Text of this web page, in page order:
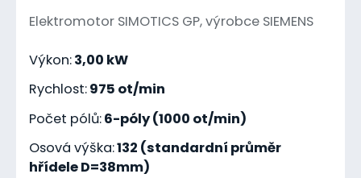
Elektromotor SIMOTICS GP, výrobce SIEMENS
Výkon:3,00 kW
Rychlost:975 ot/min
Počet pólů:6-póly (1000 ot/min)
Osová výška:132 (standardní průměr
hřídele D=38mm)